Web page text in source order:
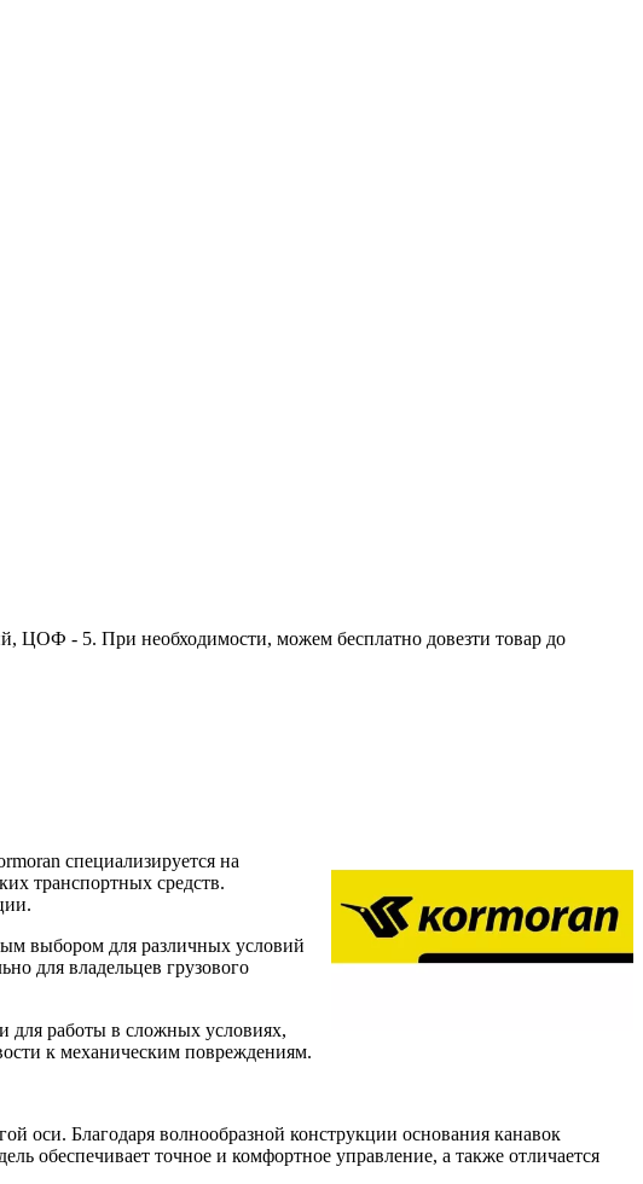
ЦОФ - 5. При необходимости, можем бесплатно довезти товар до
специализируется на
транспортных средств.
выбором для различных условий
для владельцев грузового
для работы в сложных условиях,
к механическим повреждениям.
оси. Благодаря волнообразной конструкции основания канавок
обеспечивает точное и комфортное управление, а также отличается